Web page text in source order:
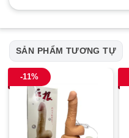
SẢN PHẨM TƯƠNG TỰ
-11%